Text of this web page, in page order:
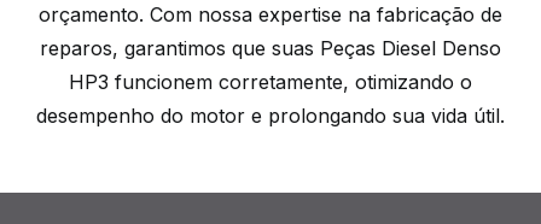
orçamento. Com nossa expertise na fabricação de
reparos, garantimos que suas Peças Diesel Denso
HP3 funcionem corretamente, otimizando o
desempenho do motor e prolongando sua vida útil.